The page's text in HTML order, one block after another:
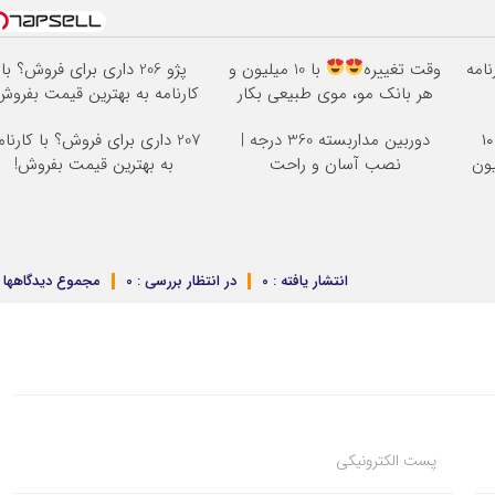
وقت تغییره
با 10 میلیون و
هر بانک مو، موی طبیعی بکار
پژو 206 داری برای فروش؟ با
کارنامه به بهترین قیمت
بلفاروپلاستی پلک پایین با ۱۰
دوربین مداربسته 360 درجه |
نصب آسان و راحت
207 داری برای فروش؟ با
به بهترین قیمت بفروش!
مجموع دیدگاهها در انتظار بررسی : 0 انتشار یافته : 0
پست الکترونیکی